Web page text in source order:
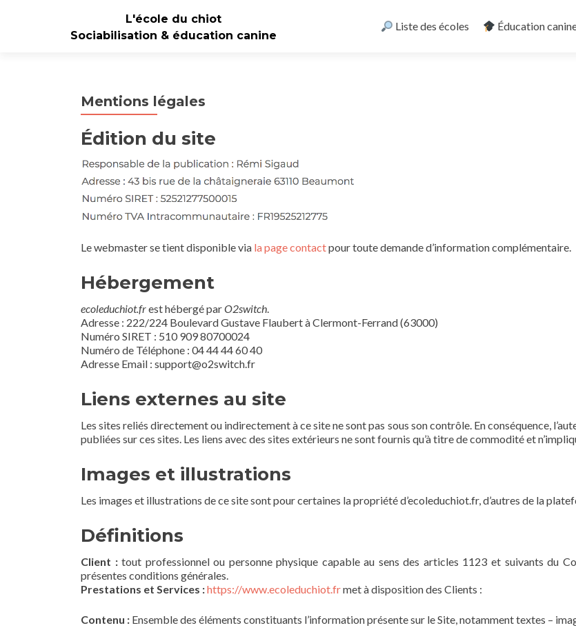
L'école du chiot
Sociabilisation & éducation canine
to Liste des écoles Éducation
Mentions légales
Édition du site
Le webmaster se tient disponible via la page contactpour toute demande d’information complémentaire.
Hébergement
ecoleduchiot.frest hébergé parO2switch.
Adresse : 222/224 Boulevard Gustave Flaubert à Clermont-Ferrand (63000)
Numéro SIRET : 510 909 80700024
Numéro de Téléphone : 04 44 44 60 40
Adresse Email : support@o2switch.fr
Liens externes au site
Les sites reliés directement ou indirectement à ce site ne sont pas sous son contrôle. En conséquence,
publiées sur ces sites. Les liens avec des sites extérieurs ne sont fournis qu’à titre de commodité et
Images et illustrations
Les images et illustrations de ce site sont pour certaines la propriété d’ecoleduchiot.fr, d’autres de la
Définitions
Client :tout professionnel ou personne physique capable au sens des articles 1123 et suivants du
présentes conditions générales.
Prestations et Services :https://www.ecoleduchiot.frmet à disposition des Clients :
Contenu : Ensemble des éléments constituants l’information présente sur le Site, notamment textes –